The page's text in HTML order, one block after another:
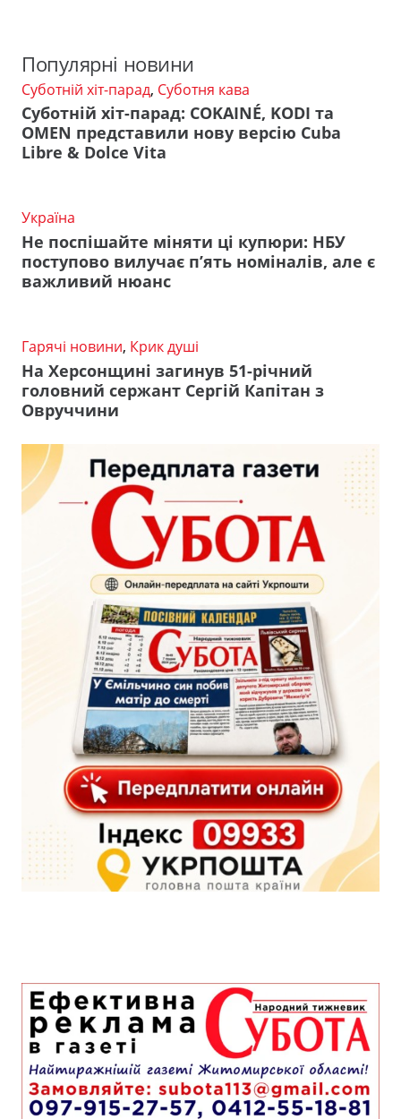
Популярні новини
Суботній хіт-парад, Суботня кава
Суботній хіт-парад: COKAINÉ, KODI та
OMEN представили нову версію Cuba
Libre & Dolce Vita
Україна
Не поспішайте міняти ці купюри: НБУ
поступово вилучає п’ять номіналів, але є
важливий нюанс
Гарячі новини, Крик душі
На Херсонщині загинув 51-річний
головний сержант Сергій Капітан з
Овруччини